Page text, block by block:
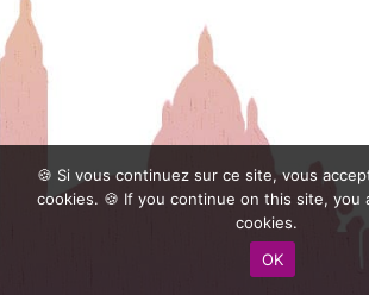
🍪 Si vous continuez sur ce site, vous
cookies. 🍪 If you continue on this site, you
cookies.
OK